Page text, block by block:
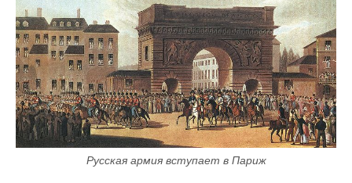
Русская армия вступает в Париж